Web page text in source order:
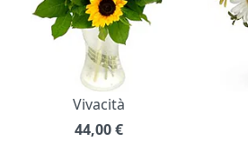
Vivacità
44,00€